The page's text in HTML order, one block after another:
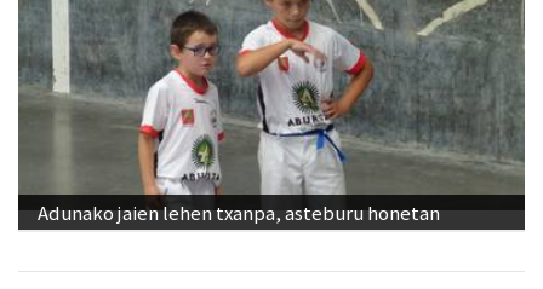
Adunako jaien lehen txanpa, asteburu honetan